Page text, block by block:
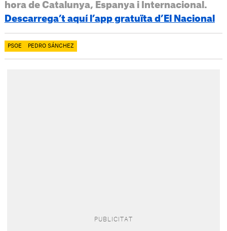
hora de Catalunya, Espanya i Internacional.
Descarrega’t aquí l’app gratuïta d’El Nacional
PSOE PEDRO SÁNCHEZ